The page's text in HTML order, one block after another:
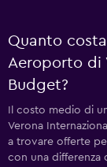
Quanto
Aeroporto di
Budget?
Il costo medio di
Verona
a trovare offerte
con una differenza